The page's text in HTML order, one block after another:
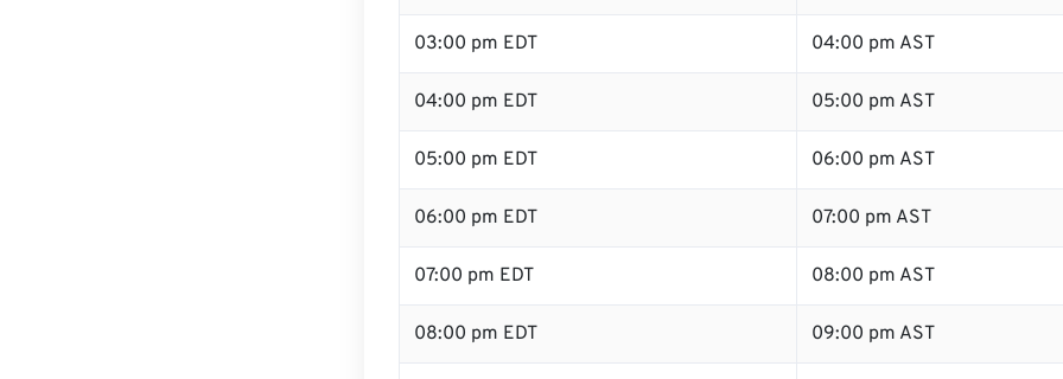
03:00 pm EDT 04:00 pm AST
04:00 pm EDT 05:00 pm AST
05:00 pm EDT 06:00 pm AST
06:00 pm EDT 07:00 pm AST
07:00 pm EDT 08:00 pm AST
08:00 pm EDT 09:00 pm AST